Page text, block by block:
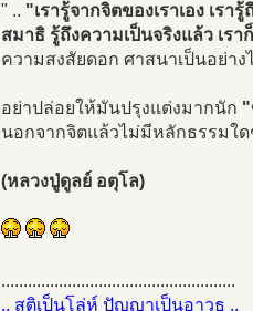
" .. "เรารู้จากจิตของเราเอง เรา
สมาธิ รู้ถึงความเป็นจริงแล้ว เ
ความสงสัยดอก ศาสนาเป็นอย่างไ
อย่าปล่อยให้มันปรุงแต่งมากนัก "
นอกจากจิตแล้วไม่มีหลักธรรมใด
(หลวงปู่ดูลย์ อตุโล)
.....................................................
.. สติเป็นโล่ห์ ปัญญาเป็นอาวุธ ..